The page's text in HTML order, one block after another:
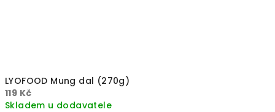
LYOFOOD Mung dal (270g)
119 Kč
Skladem u dodavatele